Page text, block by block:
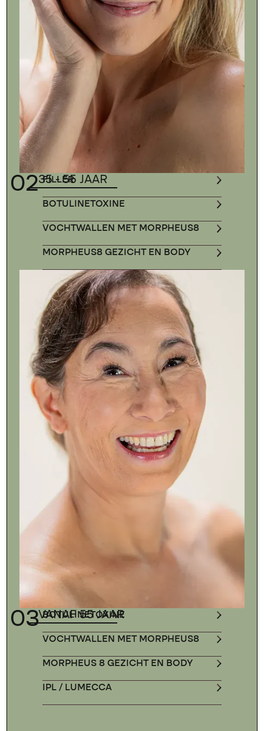
0235 - 55 JAAR
FILLER
BOTULINETOXINE
VOCHTWALLEN MET MORPHEUS8
MORPHEUS8 GEZICHT EN BODY
03VANAF 55 JAAR
BOTULINETOXINE
VOCHTWALLEN MET MORPHEUS8
MORPHEUS 8 GEZICHT EN BODY
IPL / LUMECCA